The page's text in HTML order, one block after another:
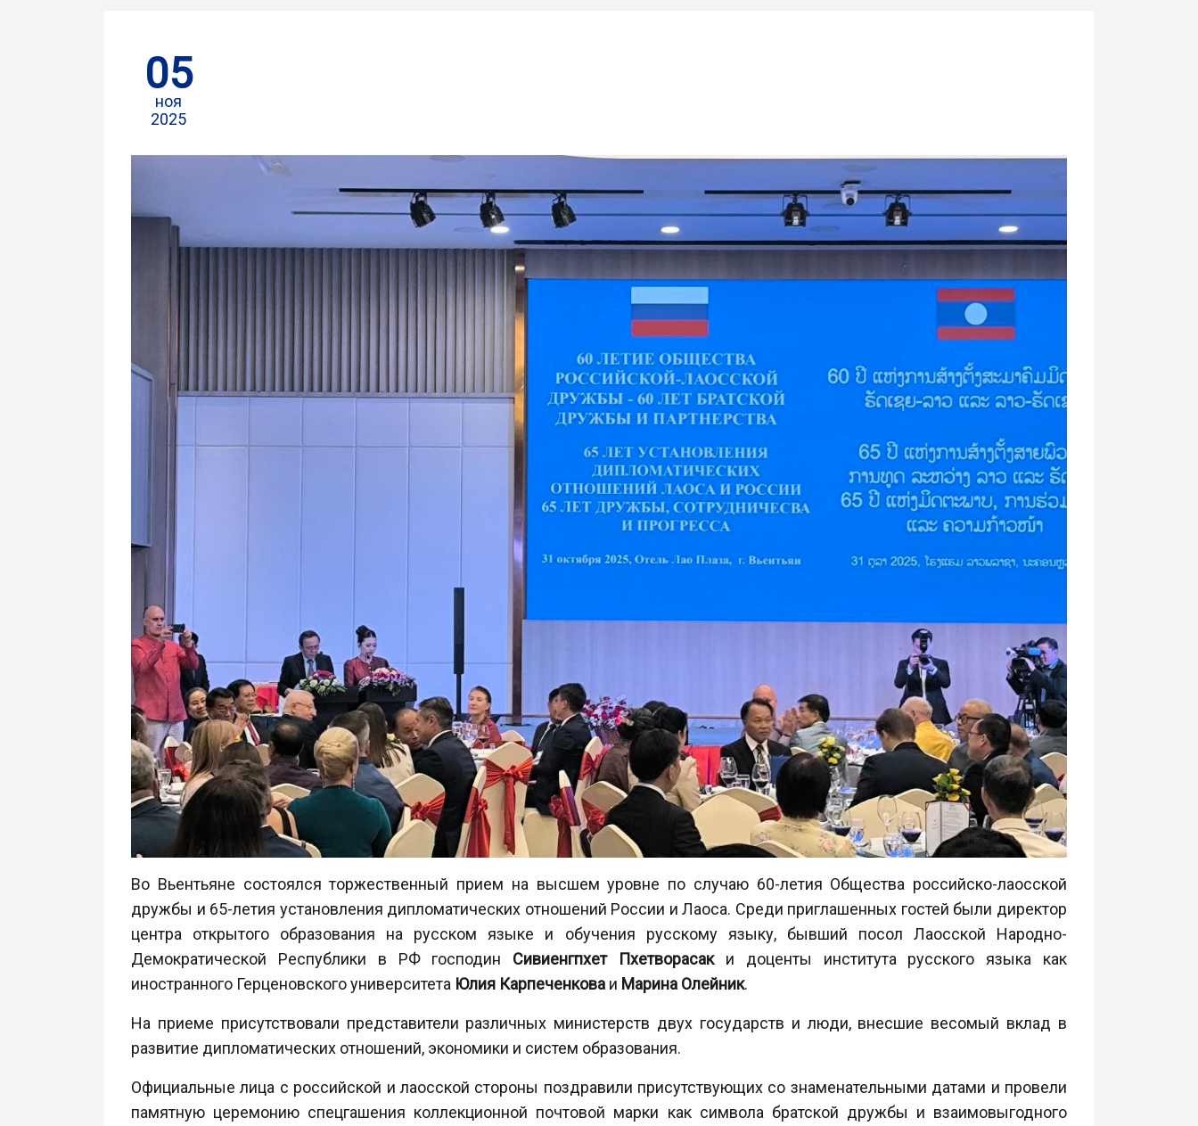
05
ноя
2025
Во Вьентьяне состоялся торжественный прием на высшем уровне по случаю 60-летия Общества российско-лаосской
дружбы и 65-летия установления дипломатических отношений России и Лаоса. Среди приглашенных гостей были директор
центра открытого образования на русском языке и обучения русскому языку, бывший посол Лаосской Народно-
Демократической Республики в РФ господин Сивиенгпхет Пхетворасаки доценты института русского языка как
иностранного Герценовского университета Юлия Карпеченкова и Марина Олейник.
На приеме присутствовали представители различных министерств двух государств и люди, внесшие весомый вклад в
развитие дипломатических отношений, экономики и систем образования.
Официальные лица с российской и лаосской стороны поздравили присутствующих со знаменательными датами и провели
памятную церемонию спецгашения коллекционной почтовой марки как символа братской дружбы и взаимовыгодного